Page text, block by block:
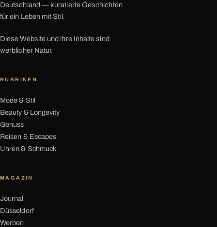
Deutschland — kuratierte Geschichten
für ein Leben mit Stil.
Diese Website und ihre Inhalte sind
werblicher Natur.
RUBRIKEN
Mode & Stil
Beauty & Longevity
Genuss
Reisen & Escapes
Uhren & Schmuck
MAGAZIN
Journal
Düsseldorf
Werben